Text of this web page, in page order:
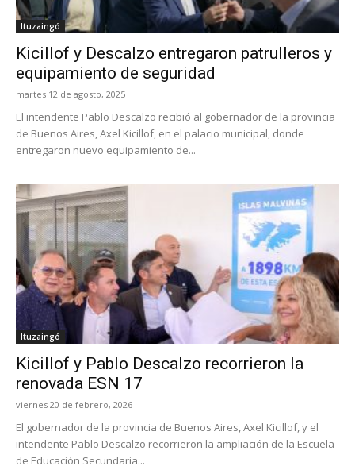
Ituzaingó
Kicillof y Descalzo entregaron patrulleros y
equipamiento de seguridad
martes 12 de agosto, 2025
El intendente Pablo Descalzo recibió al gobernador de la provincia
de Buenos Aires, Axel Kicillof, en el palacio municipal, donde
entregaron nuevo equipamiento de...
Ituzaingó
Kicillof y Pablo Descalzo recorrieron la
renovada ESN 17
viernes 20 de febrero, 2026
El gobernador de la provincia de Buenos Aires, Axel Kicillof, y el
intendente Pablo Descalzo recorrieron la ampliación de la Escuela
de Educación Secundaria...